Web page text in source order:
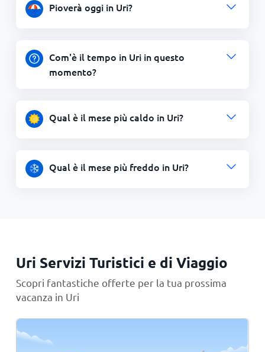
Pioverà oggi in Uri?
Com'è il tempo in Uri in questo
momento?
Qual è il mese più caldo in Uri?
Qual è il mese più freddo in Uri?
Uri Servizi Turistici e di Viaggio
Scopri fantastiche offerte per la tua prossima
vacanza in Uri